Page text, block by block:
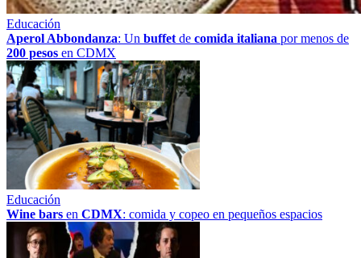
Educación
Aperol Abbondanza: Un buffet de comida italiana por menos de
200 pesos en CDMX
Educación
Wine bars en CDMX: comida y copeo en pequeños espacios